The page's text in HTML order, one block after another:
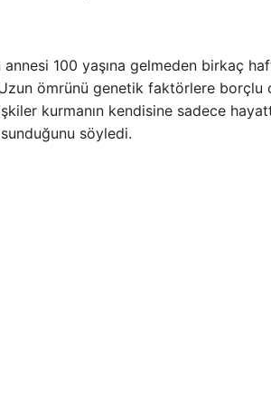
annesi 100 yaşına gelmeden birkaç
ömrünü genetik faktörlere borçlu
kurmanın kendisine sadece
söyledi.